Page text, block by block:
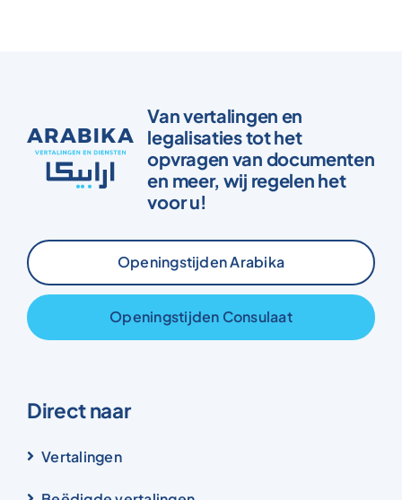
Van vertalingen en
legalisaties tot het
opvragen van documenten
en meer, wij regelen het
voor u!
Openingstijden Arabika
Openingstijden Consulaat
Direct naar
Vertalingen